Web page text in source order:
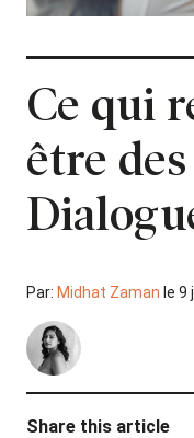
Ce qui
être
Par: Midhat Zaman le 9
Share this article